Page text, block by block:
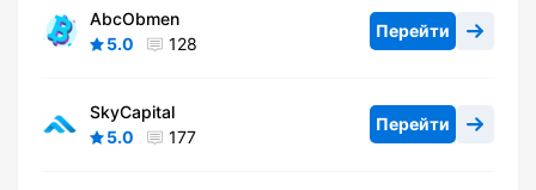
AbcObmen
5.0
128
Перейти
SkyCapital
5.0
177
Перейти